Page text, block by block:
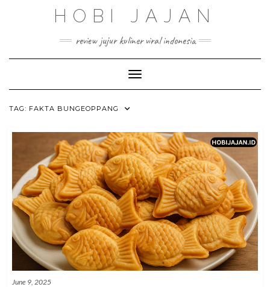
HOBI JAJAN
review jujur kuliner viral indonesia
Toggle Navigation
TAG: FAKTA BUNGEOPPANG
June 9, 2025